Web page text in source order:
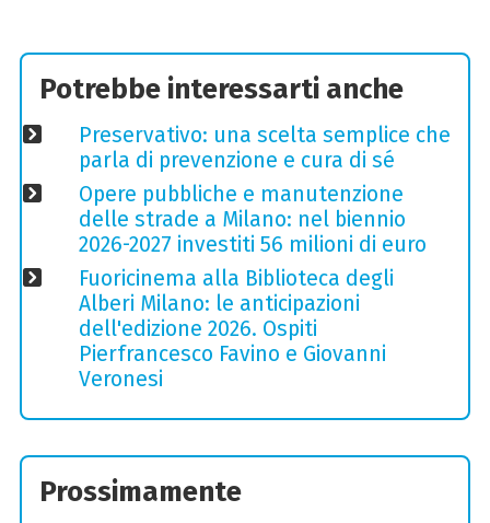
Potrebbe interessarti anche
Preservativo: una scelta semplice che
parla di prevenzione e cura di sé
Opere pubbliche e manutenzione
delle strade a Milano: nel biennio
2026-2027 investiti 56 milioni di euro
Fuoricinema alla Biblioteca degli
Alberi Milano: le anticipazioni
dell'edizione 2026. Ospiti
Pierfrancesco Favino e Giovanni
Veronesi
Prossimamente